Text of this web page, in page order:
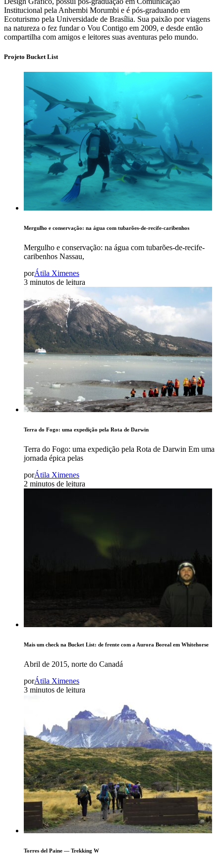
Institucional pela Anhembi Morumbi e é pós-graduando em
Ecoturismo pela Universidade de Brasília. Sua paixão por viagens
na natureza o fez fundar o Vou Contigo em 2009, e desde então
compartilha com amigos e leitores suas aventuras pelo mundo.
Projeto Bucket List
Mergulho e conservação: na água com tubarões-de-recife-caribenhos
Mergulho e conservação: na água com tubarões-de-recife-
caribenhos Nassau,
porÁtila Ximenes
3 minutos de leitura
Terra do Fogo: uma expedição pela Rota de Darwin
Terra do Fogo: uma expedição pela Rota de Darwin Em uma
jornada épica pelas
porÁtila Ximenes
2 minutos de leitura
Mais um check na Bucket List: de frente com a Aurora Boreal em Whitehorse
Abril de 2015, norte do Canadá
porÁtila Ximenes
3 minutos de leitura
Torres del Paine — Trekking W